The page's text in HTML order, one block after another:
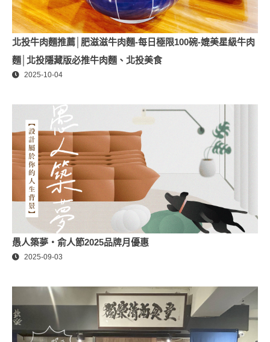
北投牛肉麵推薦│肥滋滋牛肉麵-每日極限100碗-媲美星級牛肉
麵│北投隱藏版必推牛肉麵、北投美食
2025-10-04
愚人築夢・俞人節2025品牌月優惠
2025-09-03